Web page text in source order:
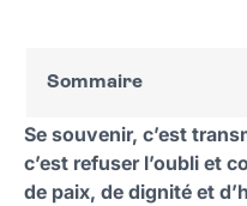
Sommaire
La liste de tous les
Les 4 faces de la stèle
Se souvenir, c’est
c’est refuser l’oubli et
de paix, de dignité et